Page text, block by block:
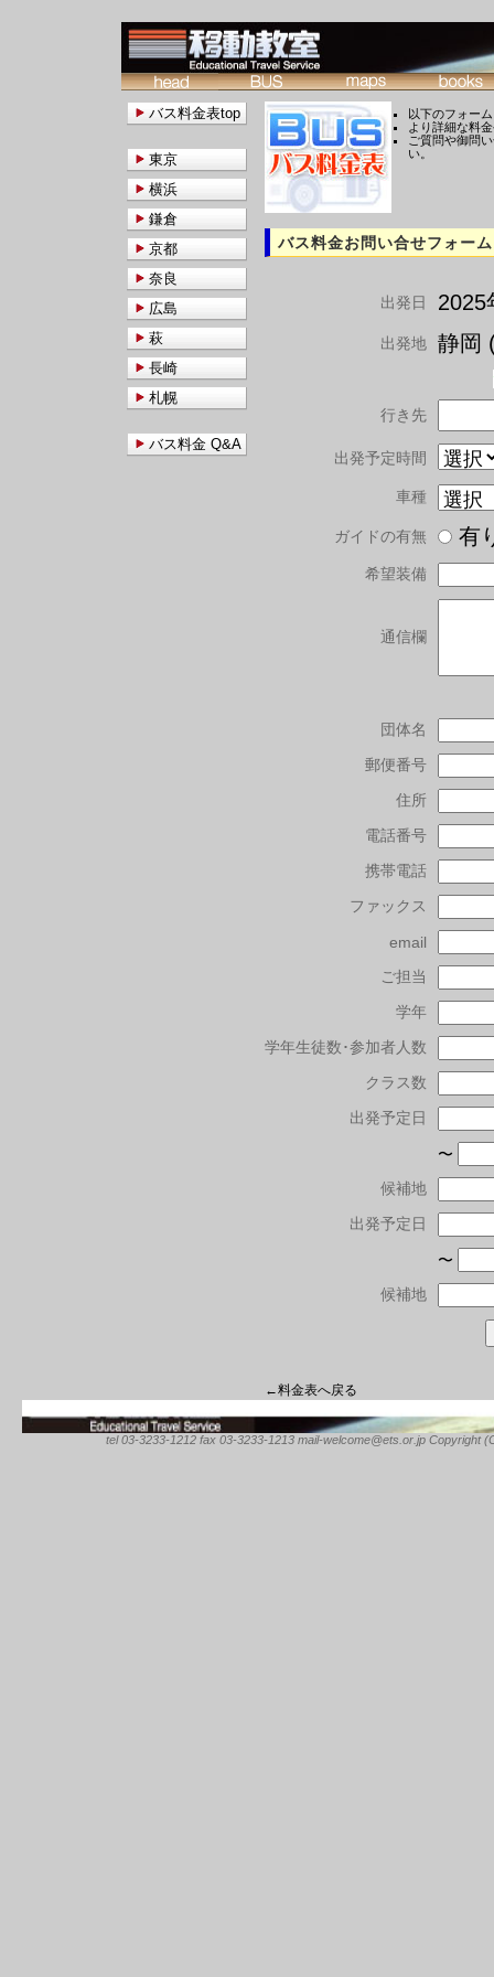
以下のフォー
より詳細な料
ご質問や御問
い。
バス料金お問い合せフォーム
出発日 2025
出発地 静岡
行き先
出発予定時間
車種
ガイドの有無
希望装備
通信欄
団体名
郵便番号
住所
電話番号
携帯電話
ファックス
email
ご担当
学年
学年生徒数･参加者人数
クラス数
出発予定日
〜
候補地
出発予定日
〜
候補地
←料金表へ戻る
バス料金表top
東京
横浜
鎌倉
京都
奈良
広島
萩
長崎
札幌
バス料金 Q&A
tel 03-3233-1212 fax 03-3233-1213 mail-welcome@ets.or.jp Copyright